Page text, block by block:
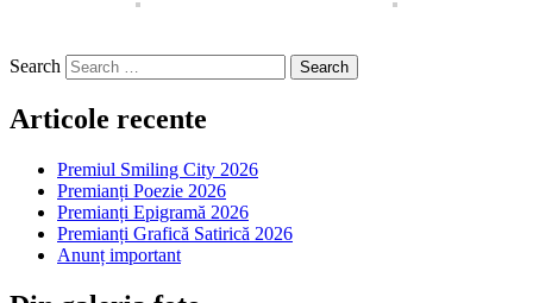
Search
Articole recente
Premiul Smiling City 2026
Premianți Poezie 2026
Premianți Epigramă 2026
Premianți Grafică Satirică 2026
Anunț important